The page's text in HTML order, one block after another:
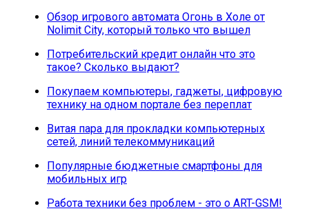
Обзор игрового автомата Огонь в Холе от
Nolimit City, который только что вышел
Потребительский кредит онлайн что это
такое? Сколько выдают?
Покупаем компьютеры, гаджеты, цифровую
технику на одном портале без переплат
Витая пара для прокладки компьютерных
сетей, линий телекоммуникаций
Популярные бюджетные смартфоны для
мобильных игр
Работа техники без проблем - это о ART-GSM!